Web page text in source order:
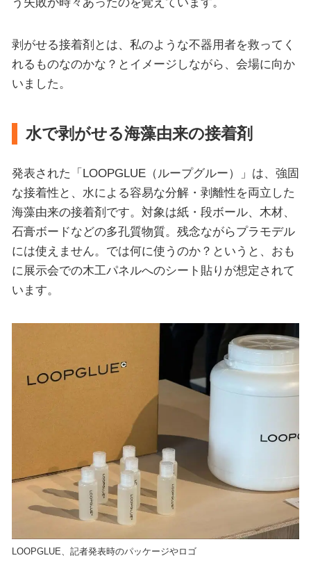
剥がせる接着剤とは、私のような不器用者を救ってく
れるものなのかな？とイメージしながら、会場に向か
いました。
水で剥がせる海藻由来の接着剤
発表された「LOOPGLUE（ループグルー）」は、強固
な接着性と、水による容易な分解・剥離性を両立した
海藻由来の接着剤です。対象は紙・段ボール、木材、
石膏ボードなどの多孔質物質。残念ながらプラモデル
には使えません。では何に使うのか？というと、おも
に展示会での木工パネルへのシート貼りが想定されて
います。
LOOPGLUE、記者発表時のパッケージやロゴ